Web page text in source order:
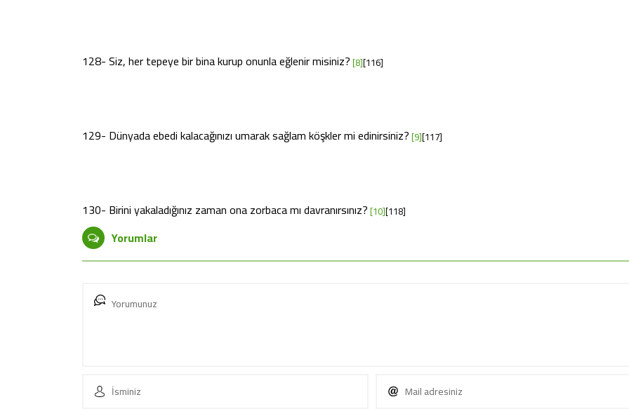
128- Siz, her tepeye bir bina kurup onunla eğlenir misiniz?[8][116]
129- Dünyada ebedi kalacağınızı umarak sağlam köşkler mi edinirsi­niz?[9][117]
130- Birini yakaladığınız zaman ona zorbaca mı davranırsınız?[10][118]
Yorumlar